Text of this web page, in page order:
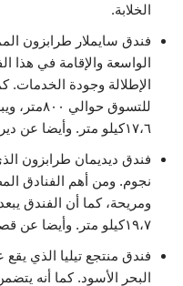
الخلابة.
فندق سايملار طرابزون
الواسعة والإقامة في هذا
الإطلالة وجودة الخدمات.
للتسوق
١٧،٦كيلو متر. وأيضا عن دير كايمكلي ١٧،٥كيلو متر تقريبا.
فندق ديديمان طرابزون
نجوم. ومن أهم الفنادق
ومريحة، كما أن الفندق
١٩،٧كيلو متر. وأيضا عن قصر اتاتورك ١٦،٤كيلومتر.
فندق منتجع تيليا الذي
البحر الأسود. كما أنه